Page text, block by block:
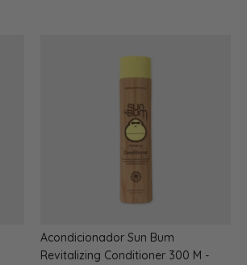
Acondicionador Sun Bum
Revitalizing Conditioner 300 M -